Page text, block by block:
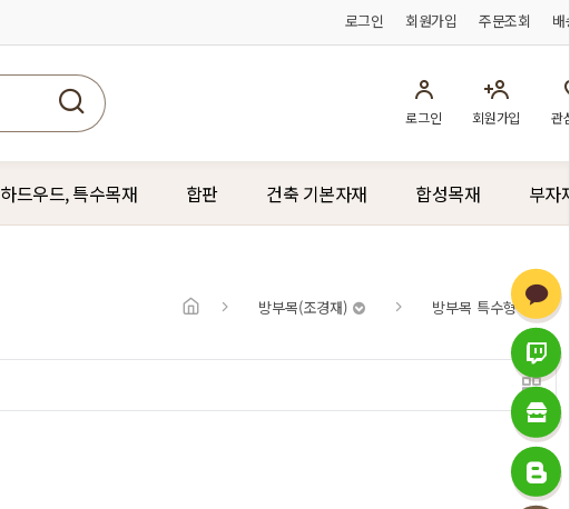
로그인 회원가입 주문조회 배
로그인 회원가입 관
하드우드, 특수목재 합판 건축 기본자재 합성목재 부자
방부목(조경재) 방부목 특수형